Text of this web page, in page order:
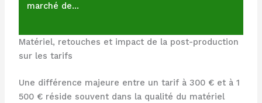
marché de…
Matériel, retouches et impact de la post-production
sur les tarifs
Une différence majeure entre un tarif à 300 € et à 1
500 € réside souvent dans la qualité du matériel